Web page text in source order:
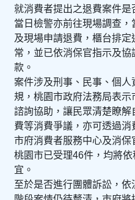
就消費者提出之退費案件是
當日檢警亦前往現場調查
及現場申請退費，櫃台排
常，並已依消保官指示及
款。
案件涉及刑事、民事、個
規，桃園市政府法務局表
諮詢協助，讓民眾清楚瞭
費等消費爭議，亦可透過
市府消費者服務中心及消保
桃園市已受理46件，均將
宜。
至於是否進行團體訴訟，